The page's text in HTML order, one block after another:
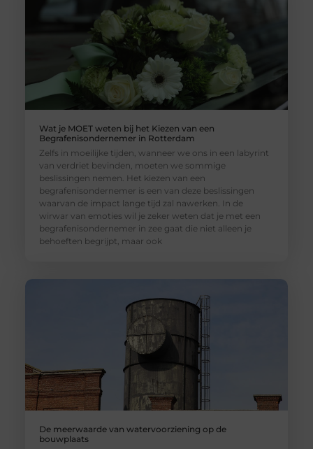
Wat je MOET weten bij het Kiezen van een
Begrafenisondernemer in Rotterdam
Zelfs in moeilijke tijden, wanneer we ons in een labyrint
van verdriet bevinden, moeten we sommige
beslissingen nemen. Het kiezen van een
begrafenisondernemer is een van deze beslissingen
waarvan de impact lange tijd zal nawerken. In de
wirwar van emoties wil je zeker weten dat je met een
begrafenisondernemer in zee gaat die niet alleen je
behoeften begrijpt, maar ook
De meerwaarde van watervoorziening op de
bouwplaats